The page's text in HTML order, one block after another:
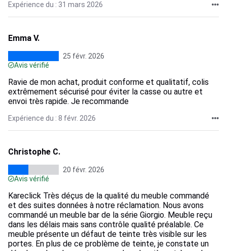
Expérience du : 31 mars 2026
Emma V.
25 févr. 2026
Avis vérifié
Ravie de mon achat, produit conforme et qualitatif, colis
extrêmement sécurisé pour éviter la casse ou autre et
envoi très rapide. Je recommande
Expérience du : 8 févr. 2026
Christophe C.
20 févr. 2026
Avis vérifié
Kareclick Très déçus de la qualité du meuble commandé
et des suites données à notre réclamation. Nous avons
commandé un meuble bar de la série Giorgio. Meuble reçu
dans les délais mais sans contrôle qualité préalable. Ce
meuble présente un défaut de teinte très visible sur les
portes. En plus de ce problème de teinte, je constate un